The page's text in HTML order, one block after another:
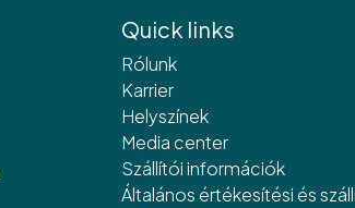
Quick links
Rólunk
Karrier
Helyszínek
Media center
Szállítói információk
Általános értékesítési és